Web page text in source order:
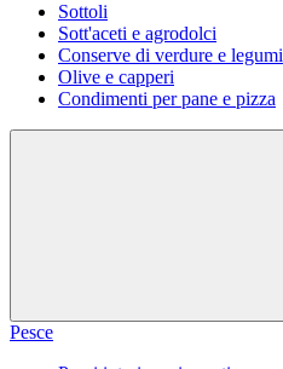
Sottoli
Sott'aceti e agrodolci
Conserve di verdure e legumi
Olive e capperi
Condimenti per pane e pizza
Pesce